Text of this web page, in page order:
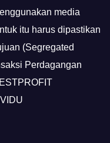
media
itu harus dipastikan
(Segregated
Perdagangan